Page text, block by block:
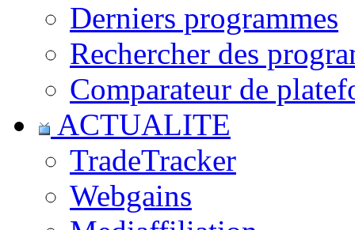
Derniers programmes
Rechercher des
Comparateur de
ACTUALITE
TradeTracker
Webgains